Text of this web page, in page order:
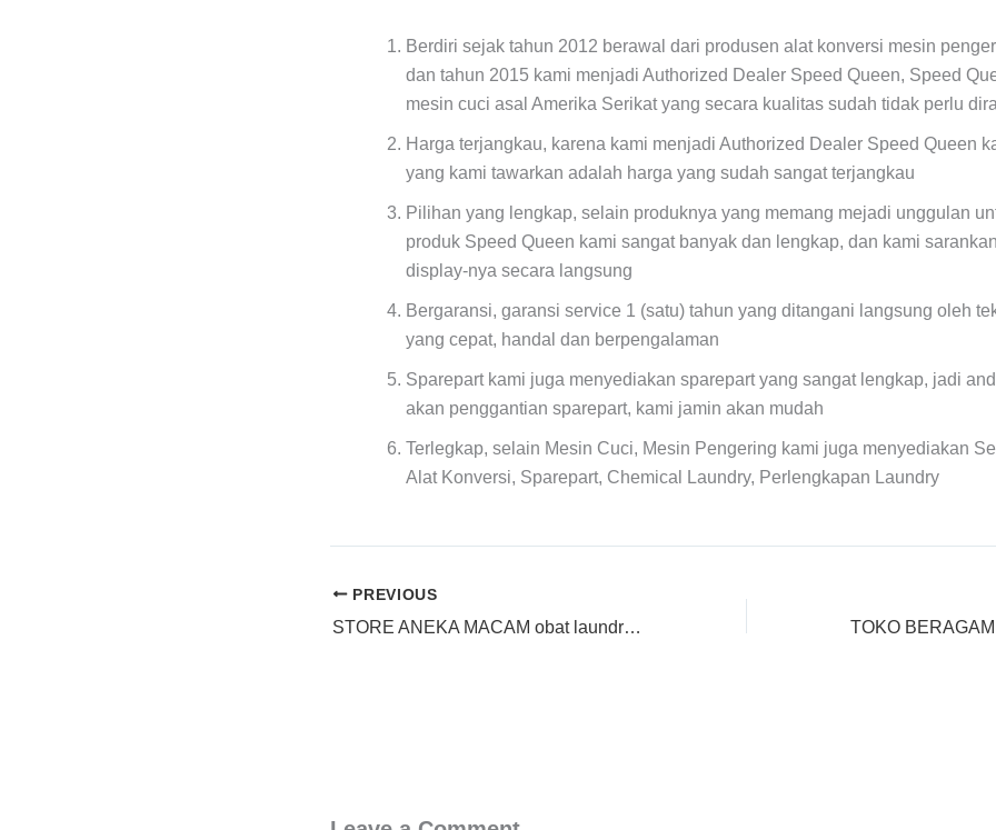
Berdiri sejak tahun 2012 berawal dari produsen alat konversi mesin
dan tahun 2015 kami menjadi Authorized Dealer Speed Queen, Speed
mesin cuci asal Amerika Serikat yang secara kualitas sudah tidak perlu
Harga terjangkau, karena kami menjadi Authorized Dealer Speed Queen
yang kami tawarkan adalah harga yang sudah sangat terjangkau
Pilihan yang lengkap, selain produknya yang memang mejadi unggulan
produk Speed Queen kami sangat banyak dan lengkap, dan kami
display-nya secara langsung
Bergaransi, garansi service 1 (satu) tahun yang ditangani langsung oleh
yang cepat, handal dan berpengalaman
Sparepart kami juga menyediakan sparepart yang sangat lengkap, jadi
akan penggantian sparepart, kami jamin akan mudah
Terlegkap, selain Mesin Cuci, Mesin Pengering kami juga menyediakan
Alat Konversi, Sparepart, Chemical Laundry, Perlengkapan Laundry
PREVIOUS
STORE ANEKA MACAM obat laundry Murah di Ciruas